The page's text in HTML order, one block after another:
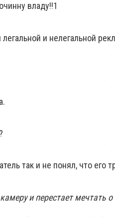
владу!!1
и нелегальной
так и не понял, что его
и перестает мечтать